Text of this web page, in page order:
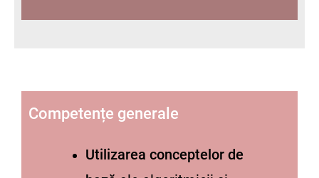
Competențe generale
Utilizarea conceptelor de